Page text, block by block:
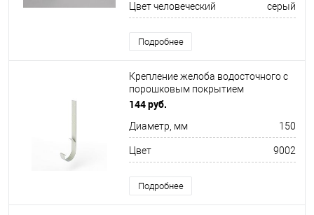
Цвет человеческий серый
Подробнее
Крепление желоба водосточного c
порошковым покрытием
ф150x350мм RAL 9002
144 руб.
Диаметр, мм 150
Цвет 9002
Подробнее